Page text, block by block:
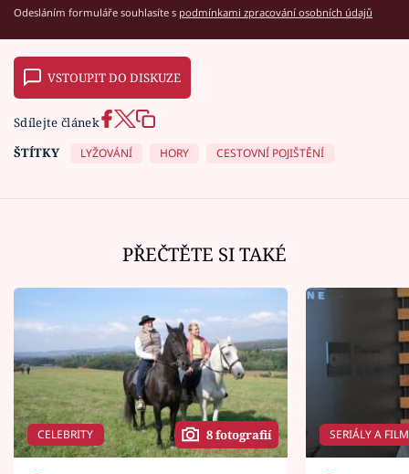
Odesláním formuláře souhlasíte s podmínkami zpracování osobních údajů
VSTOUPIT DO DISKUZE
Sdílejte článek
ŠTÍTKY
LYŽOVÁNÍ HORY CESTOVNÍ POJIŠTĚNÍ
PŘEČTĚTE SI TAKÉ
CELEBRITY 8 fotografií SERIÁLY A